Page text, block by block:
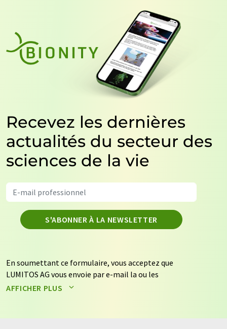
Recevez les dernières
actualités du secteur des
sciences de la vie
S'ABONNER À LA NEWSLETTER
En soumettant ce formulaire, vous acceptez que
LUMITOS AG vous envoie par e-mail la ou les
newsletters sélectionnées ci-dessus. Vos données ne
protection des données
. LUMITOS peut vous contacter
AFFICHER PLUS